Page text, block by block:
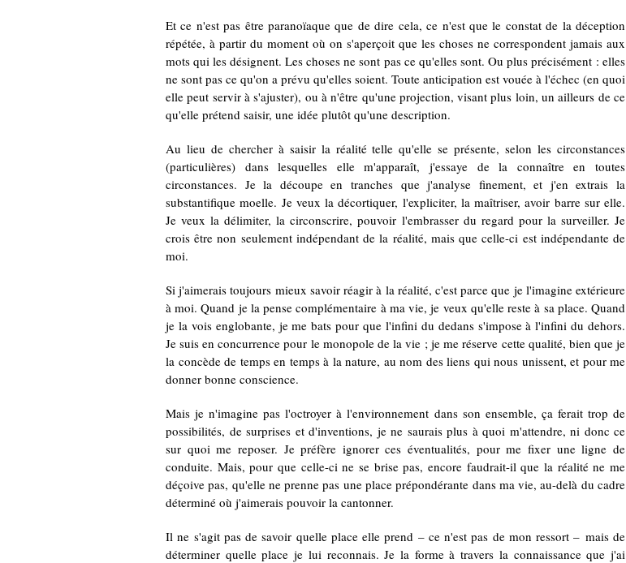
Et ce n'est pas être paranoïaque que de dire cela, ce n'est que le constat de la déception
répétée, à partir du moment où on s'aperçoit que les choses ne correspondent jamais aux
mots qui les désignent. Les choses ne sont pas ce qu'elles sont. Ou plus précisément : elles
ne sont pas ce qu'on a prévu qu'elles soient. Toute anticipation est vouée à l'échec (en quoi
elle peut servir à s'ajuster), ou à n'être qu'une projection, visant plus loin, un ailleurs de ce
qu'elle prétend saisir, une idée plutôt qu'une description.
Au lieu de chercher à saisir la réalité telle qu'elle se présente, selon les circonstances
(particulières) dans lesquelles elle m'apparaît, j'essaye de la connaître en toutes
circonstances. Je la découpe en tranches que j'analyse finement, et j'en extrais la
substantifique moelle. Je veux la décortiquer, l'expliciter, la maîtriser, avoir barre sur elle.
Je veux la délimiter, la circonscrire, pouvoir l'embrasser du regard pour la surveiller. Je
crois être non seulement indépendant de la réalité, mais que celle-ci est indépendante de
moi.
Si j'aimerais toujours mieux savoir réagir à la réalité, c'est parce que je l'imagine extérieure
à moi. Quand je la pense complémentaire à ma vie, je veux qu'elle reste à sa place. Quand
je la vois englobante, je me bats pour que l'infini du dedans s'impose à l'infini du dehors.
Je suis en concurrence pour le monopole de la vie ; je me réserve cette qualité, bien que je
la concède de temps en temps à la nature, au nom des liens qui nous unissent, et pour me
donner bonne conscience.
Mais je n'imagine pas l'octroyer à l'environnement dans son ensemble, ça ferait trop de
possibilités, de surprises et d'inventions, je ne saurais plus à quoi m'attendre, ni donc ce
sur quoi me reposer. Je préfère ignorer ces éventualités, pour me fixer une ligne de
conduite. Mais, pour que celle-ci ne se brise pas, encore faudrait-il que la réalité ne me
déçoive pas, qu'elle ne prenne pas une place prépondérante dans ma vie, au-delà du cadre
déterminé où j'aimerais pouvoir la cantonner.
Il ne s'agit pas de savoir quelle place elle prend – ce n'est pas de mon ressort – mais de
déterminer quelle place je lui reconnais. Je la forme à travers la connaissance que j'ai